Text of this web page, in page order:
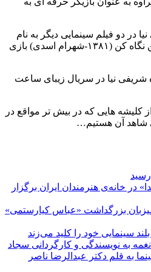
در دو فیلم سینمایی دیگر به نام
های دختری به نام تندر و به من نگاه کن (۱۳۸۱-شهرام اسدی) بازی
شریفی نیا در سریال زیبای ساعت
کلیشه هایی که در بیش تر مواقع در
شاهد آن هستیم…
در خانه‌ی هنرمندان ایران برگزار
بزرگداشت «عباس کیارستمی»
سینمایی خود را کلید می‌زند
به نویسندگی و کارگردانی سجاد
به قلم دکتر عبدالرضا ناصر